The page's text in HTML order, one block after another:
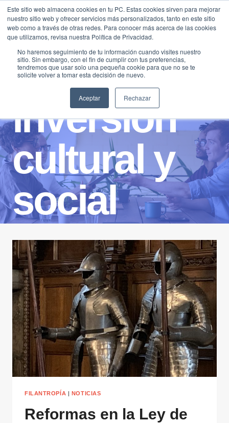
Este sitio web almacena cookies en tu PC. Estas cookies sirven para mejorar
nuestro sitio web y ofrecer servicios más personalizados, tanto en este sitio
web como a través de otras redes. Para conocer más acerca de las cookies
que utilizamos, revisa nuestra Política de Privacidad.
No haremos seguimiento de tu información cuando visites nuestro
sitio. Sin embargo, con el fin de cumplir con tus preferencias,
tendremos que usar solo una pequeña cookie para que no se te
solicite volver a tomar esta decisión de nuevo.
Aceptar Rechazar
Saltar
contenido
inversion
cultural y
social
FILANTROPÍA | NOTICIAS
Reformas en la Ley de
Traducir »